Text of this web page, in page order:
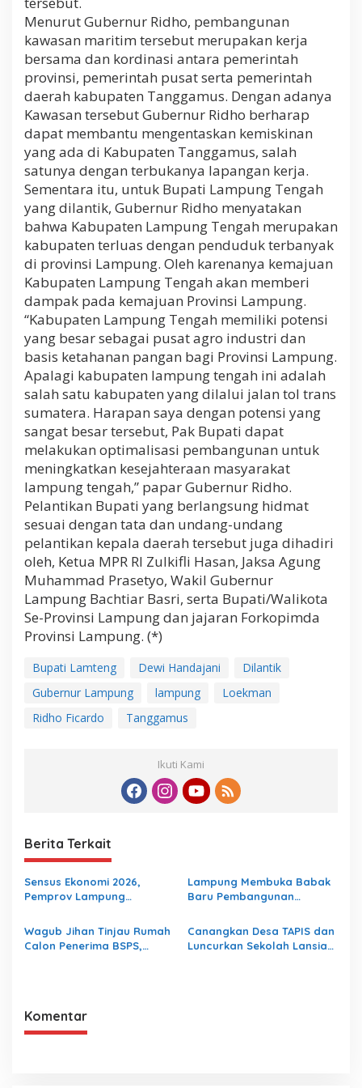
Menurut Gubernur Ridho, pembangunan
kawasan maritim tersebut merupakan kerja
bersama dan kordinasi antara pemerintah
provinsi, pemerintah pusat serta pemerintah
daerah kabupaten Tanggamus. Dengan adanya
Kawasan tersebut Gubernur Ridho berharap
dapat membantu mengentaskan kemiskinan
yang ada di Kabupaten Tanggamus, salah
satunya dengan terbukanya lapangan kerja.
Sementara itu, untuk Bupati Lampung Tengah
yang dilantik, Gubernur Ridho menyatakan
bahwa Kabupaten Lampung Tengah merupakan
kabupaten terluas dengan penduduk terbanyak
di provinsi Lampung. Oleh karenanya kemajuan
Kabupaten Lampung Tengah akan memberi
dampak pada kemajuan Provinsi Lampung.
“Kabupaten Lampung Tengah memiliki potensi
yang besar sebagai pusat agro industri dan
basis ketahanan pangan bagi Provinsi Lampung.
Apalagi kabupaten lampung tengah ini adalah
salah satu kabupaten yang dilalui jalan tol trans
sumatera. Harapan saya dengan potensi yang
sangat besar tersebut, Pak Bupati dapat
melakukan optimalisasi pembangunan untuk
meningkatkan kesejahteraan masyarakat
lampung tengah,” papar Gubernur Ridho.
Pelantikan Bupati yang berlangsung hidmat
sesuai dengan tata dan undang-undang
pelantikan kepala daerah tersebut juga dihadiri
oleh, Ketua MPR RI Zulkifli Hasan, Jaksa Agung
Muhammad Prasetyo, Wakil Gubernur
Lampung Bachtiar Basri, serta Bupati/Walikota
Se-Provinsi Lampung dan jajaran Forkopimda
Provinsi Lampung. (*)
Bupati Lamteng Dewi Handajani
Dilantik
Gubernur Lampung
lampung
Loekman
Ridho Ficardo
Tanggamus
Ikuti Kami
Berita Terkait
Sensus Ekonomi 2026,
Pemprov Lampung
Akurat untuk Kebijakan
Tepat Sasaran
Lampung Membuka Babak
Baru Pembangunan
Peluncuran Satelit
Lampung-1 Berbasis AI
Wagub Jihan Tinjau Rumah
Calon Penerima BSPS,
Canangkan Desa TAPIS dan
Luncurkan Sekolah Lansia
Komentar